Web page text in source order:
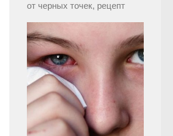
от черных точек, рецепт